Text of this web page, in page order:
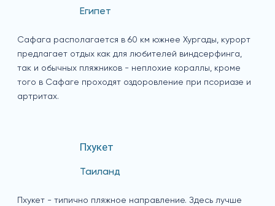
Египет
Сафага располагается в 60 км южнее Хургады, курорт
предлагает отдых как для любителей виндсерфинга,
так и обычных пляжников - неплохие кораллы, кроме
того в Сафаге проходят оздоровление при псориазе и
артритах.
Пхукет
Таиланд
Пхукет - типично пляжное направление. Здесь лучше